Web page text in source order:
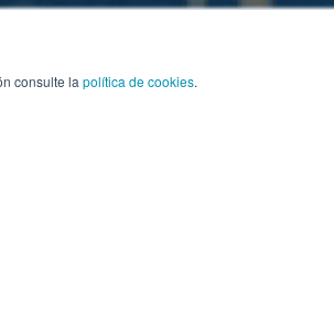
consulte la política de cookies.